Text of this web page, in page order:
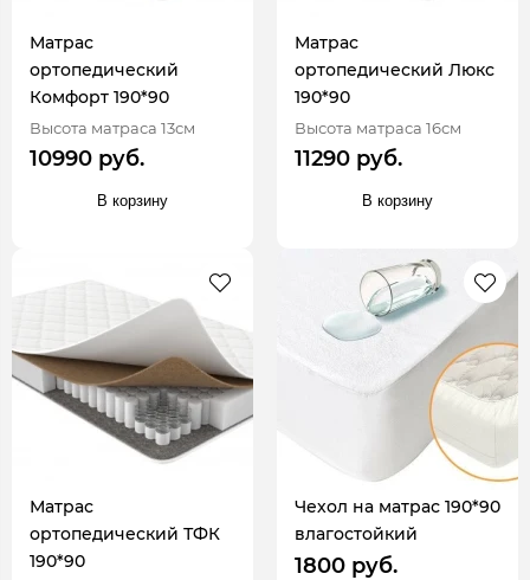
Матрас
ортопедический
Комфорт 190*90
Высота матраса 13см
10990 руб.
В корзину
Матрас
ортопедический Люкс
190*90
Высота матраса 16см
11290 руб.
В корзину
Матрас
ортопедический ТФК
190*90
Чехол на матрас 190*90
влагостойкий
1800 руб.